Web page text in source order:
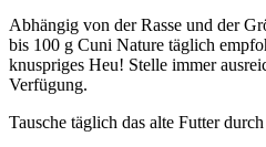
Abhängig von der Rasse und der
bis 100 g Cuni Nature täglich
knuspriges Heu! Stelle immer
Verfügung.
Tausche täglich das alte Futter